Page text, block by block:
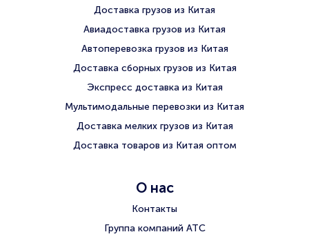
Доставка грузов из Китая
Авиадоставка грузов из Китая
Автоперевозка грузов из Китая
Доставка сборных грузов из Китая
Экспресс доставка из Китая
Мультимодальные перевозки из Китая
Доставка мелких грузов из Китая
Доставка товаров из Китая оптом
О нас
Контакты
Группа компаний АТС